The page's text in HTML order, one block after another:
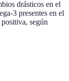
drásticos en el
3 presentes en el
según